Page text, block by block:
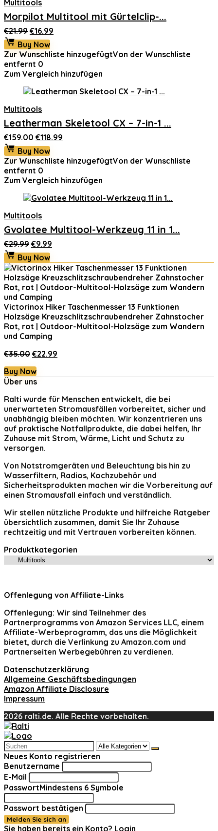
Multitools
Morpilot Multitool mit Gürtelclip-...
€21.99 Ursprünglicher
Preis
war:
€21.99
€16.99
ist:
€16.99.
Buy Now
Zur Wunschliste hinzugefügtVon der Wunschliste
entfernt 0
Zum Vergleich hinzufügen
Multitools
Leatherman Skeletool CX – 7-in-1 ...
€159.00 Ursprünglicher
Preis
war:
€159.00
€118.99
ist:
€118.99.
Buy Now
Zur Wunschliste hinzugefügtVon der Wunschliste
entfernt 0
Zum Vergleich hinzufügen
Multitools
Gvolatee Multitool-Werkzeug 11 in 1...
€29.99 Ursprünglicher
Preis
war:
€29.99
€9.99
ist:
€9.99.
Buy Now
Victorinox Hiker Taschenmesser 13 Funktionen
Holzsäge Kreuzschlitzschraubendreher Zahnstocher
Rot, rot | Outdoor-Multitool-Holzsäge zum Wandern
und Camping
€35.00 Ursprünglicher
war:
€35.00
€22.99
Buy Now
Über uns
Ralti wurde für Menschen entwickelt, die bei
unerwarteten Stromausfällen vorbereitet, sicher und
unabhängig bleiben möchten. Wir konzentrieren uns
auf praktische Notfallprodukte, die dabei helfen, Ihr
Zuhause mit Strom, Wärme, Licht und Schutz zu
versorgen.
Von Notstromgeräten und Beleuchtung bis hin zu
Wasserfiltern, Radios, Kochzubehör und
Sicherheitsprodukten machen wir die Vorbereitung auf
einen Stromausfall einfach und verständlich.
Wir stellen nützliche Produkte und hilfreiche Ratgeber
übersichtlich zusammen, damit Sie Ihr Zuhause
rechtzeitig und mit Vertrauen vorbereiten können.
Produktkategorien
Offenlegung von Affiliate-Links
Offenlegung: Wir sind Teilnehmer des
Partnerprogramms von Amazon Services LLC, einem
Affiliate-Werbeprogramm, das uns die Möglichkeit
bietet, durch die Verlinkung zu Amazon.com und
Partnerseiten Werbegebühren zu verdienen.
Datenschutzerklärung
Allgemeine Geschäftsbedingungen
Amazon Affiliate Disclosure
Impressum
2026 ralti.de. Alle Rechte vorbehalten.
Search
for:
Neues Konto registrieren
Benutzername
E-Mail
PasswortMindestens 6 Symbole
Passwort bestätigen
Melden Sie sich an
Sie haben bereits ein Konto? Login